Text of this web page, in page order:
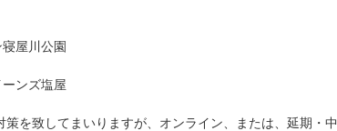
屋川公園
ンズ塩屋
を致してまいりますが、オンライン、または、延期・